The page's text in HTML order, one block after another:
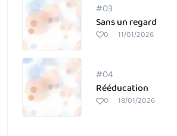
#03
Sans un regard
0 11/01/2026
#04
Rééducation
0 18/01/2026